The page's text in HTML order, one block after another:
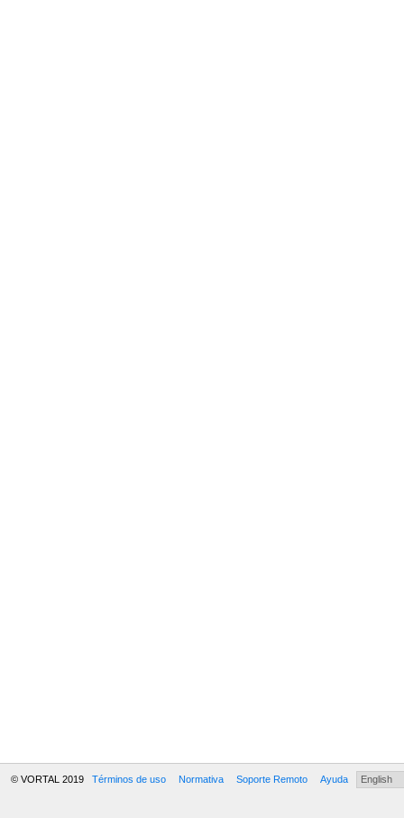
© VORTAL 2019 Términos de uso Normativa Soporte Remoto Ayuda